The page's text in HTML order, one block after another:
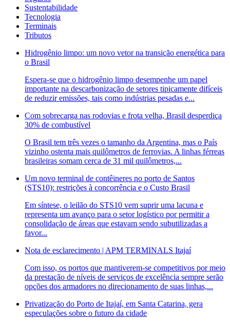
Sustentabilidade
Tecnologia
Terminais
Tributos
Hidrogênio limpo: um novo vetor na transição energética para
o Brasil
Espera-se que o hidrogênio limpo desempenhe um papel
importante na descarbonização de setores tipicamente difíceis
de reduzir emissões, tais como indústrias pesadas e...
Com sobrecarga nas rodovias e frota velha, Brasil desperdiça
30% de combustível
O Brasil tem três vezes o tamanho da Argentina, mas o País
vizinho ostenta mais quilômetros de ferrovias. A linhas férreas
brasileiras somam cerca de 31 mil quilômetros,...
Um novo terminal de contêineres no porto de Santos
(STS10): restrições à concorrência e o Custo Brasil
Em síntese, o leilão do STS10 vem suprir uma lacuna e
representa um avanço para o setor logístico por permitir a
consolidação de áreas que estavam sendo subutilizadas a
favor...
Nota de esclarecimento | APM TERMINALS Itajaí
Com isso, os portos que mantiverem-se competitivos por meio
da prestação de níveis de serviços de excelência sempre serão
opções dos armadores no direcionamento de suas linhas,...
Privatização do Porto de Itajaí, em Santa Catarina, gera
especulações sobre o futuro da cidade